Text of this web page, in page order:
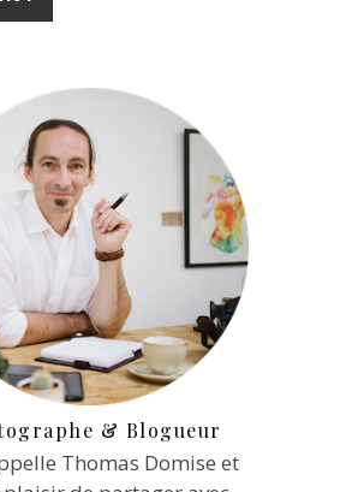
& Blogueur
Thomas Domise et